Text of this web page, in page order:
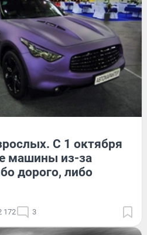
С 1 октября
машины из-за
дорого, либо
172 3